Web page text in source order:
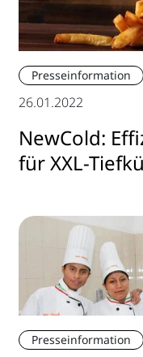
Presseinformation
26.01.2022
NewCold:
für XXL-
Presseinformation